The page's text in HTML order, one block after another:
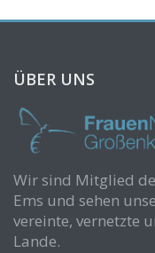
ÜBER UNS
Wir sind Mitglied
Ems und sehen
vereinte, vernetzte
Lande.